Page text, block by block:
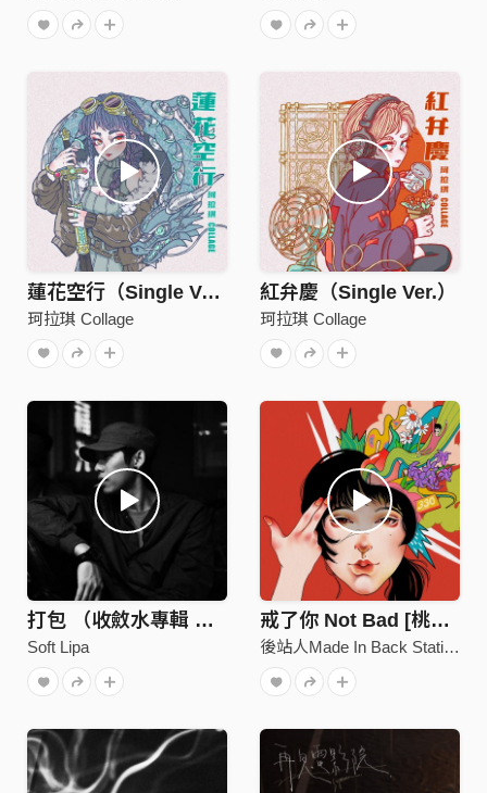
蓮花空行（Single Ver.）
珂拉琪 Collage
紅弁慶（Single Ver.）
珂拉琪 Collage
打包 （收斂水專輯 預購限定單曲）
Soft Lipa
戒了你 Not Bad [桃子A1J x 後站人]
後站人Made In Back Station